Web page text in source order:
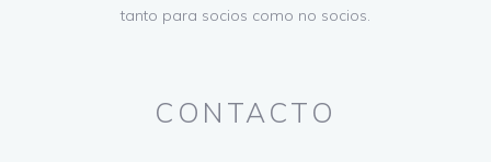
tanto para socios como no socios.
CONTACTO